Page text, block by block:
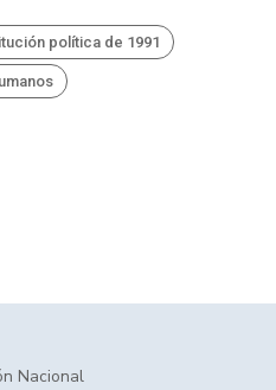
política de 1991
Nacional